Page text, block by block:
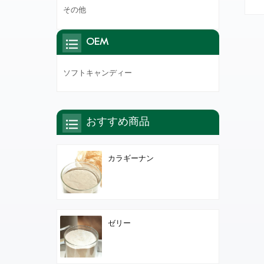
その他
OEM
ソフトキャンディー
おすすめ商品
カラギーナン
ゼリー